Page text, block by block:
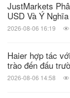
Related Stocks:
Korea:021240
từ khóa:
Dịch
chia sẻ:
JustMarkets
USD Và Ý
2026-08-06 16:19
Haier hợp tác
trào đến đấu
2026-08-06 14:58